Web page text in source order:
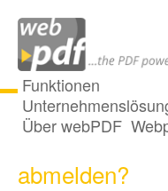
Funktionen
Über webPDF
Newsletter
abmelden?